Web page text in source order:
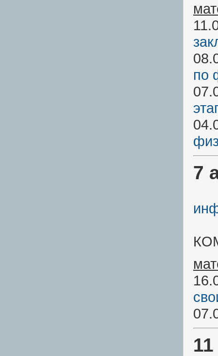
по
7